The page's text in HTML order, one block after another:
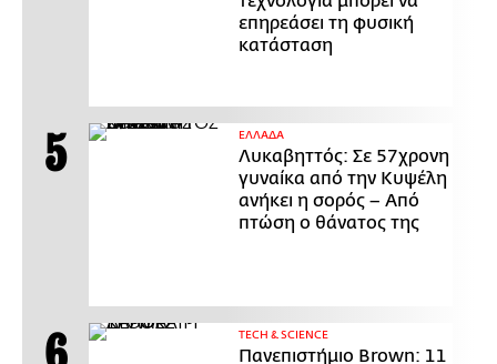
επηρεάσει τη φυσική
κατάσταση
ΕΛΛΑΔΑ
Λυκαβηττός: Σε 57χρονη
γυναίκα από την Κυψέλη
ανήκει η σορός – Από
πτώση ο θάνατος της
ΤECH & SCIENCE
Πανεπιστήμιο Brown: 11